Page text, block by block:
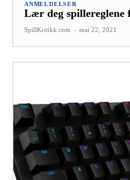
ANMELDELSER
Lær deg spillereglene
SpillKritikk.com - mai 22, 2021